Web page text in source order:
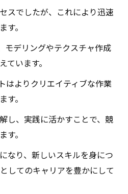
スでしたが、これにより迅速
。
モデリングやテクスチャ作成
います。
はよりクリエイティブな作業
。
し、実践に活かすことで、競
。
なり、新しいスキルを身につ
してのキャリアを豊かにして